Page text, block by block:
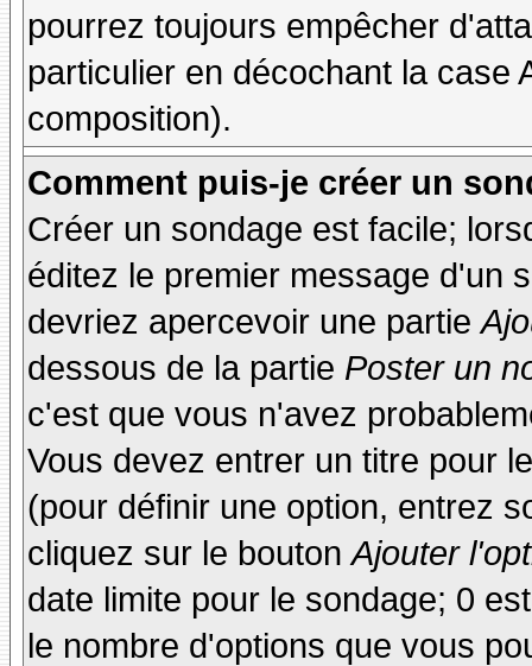
pourrez toujours empêcher
particulier en décochant la case
composition).
Comment puis-je créer un
Créer un sondage est facile;
éditez le premier message d'un
devriez apercevoir une partie
dessous de la partie Poster un
c'est que vous n'avez
Vous devez entrer un titre pour
(pour définir une option, entrez
cliquez sur le boutonAjouter
date limite pour le sondage; 0
le nombre d'options que vous